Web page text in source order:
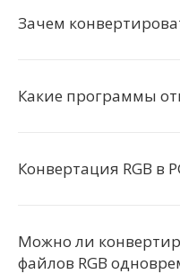
Зачем
Какие программы
Конвертация RGB в
Можно ли
файлов RGB